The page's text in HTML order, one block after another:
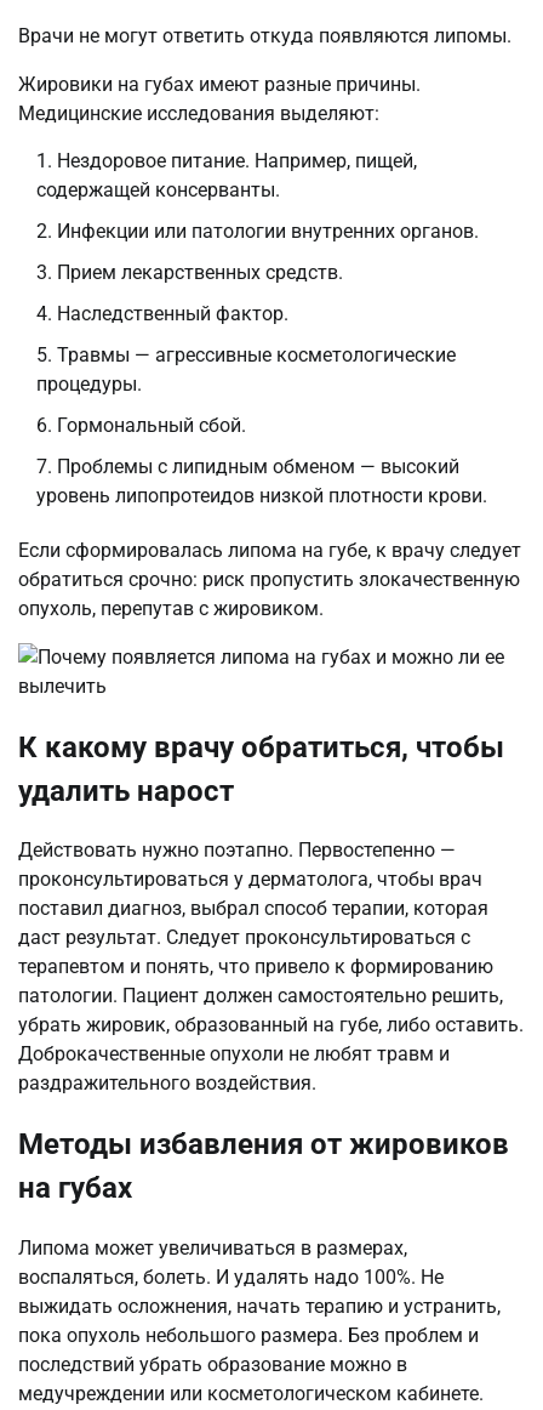
Врачи не могут ответить откуда появляются липомы.
Жировики на губах имеют разные причины.
Медицинские исследования выделяют:
Нездоровое питание. Например, пищей,
содержащей консерванты.
Инфекции или патологии внутренних органов.
Прием лекарственных средств.
Наследственный фактор.
Травмы — агрессивные косметологические
процедуры.
Гормональный сбой.
Проблемы с липидным обменом — высокий
уровень липопротеидов низкой плотности крови.
Если сформировалась липома на губе, к врачу следует
обратиться срочно: риск пропустить злокачественную
опухоль, перепутав с жировиком.
К какому врачу обратиться, чтобы
удалить нарост
Действовать нужно поэтапно. Первостепенно —
проконсультироваться у дерматолога, чтобы врач
поставил диагноз, выбрал способ терапии, которая
даст результат. Следует проконсультироваться с
терапевтом и понять, что привело к формированию
патологии. Пациент должен самостоятельно решить,
убрать жировик, образованный на губе, либо оставить.
Доброкачественные опухоли не любят травм и
раздражительного воздействия.
Методы избавления от жировиков
на губах
Липома может увеличиваться в размерах,
воспаляться, болеть. И удалять надо 100%. Не
выжидать осложнения, начать терапию и устранить,
пока опухоль небольшого размера. Без проблем и
последствий убрать образование можно в
медучреждении или косметологическом кабинете.